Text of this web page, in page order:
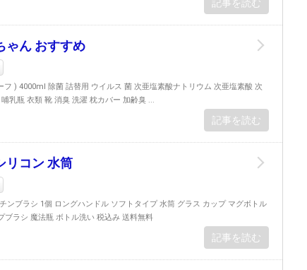
記事を読む
ゃん おすすめ
) 4000ml 除菌 詰替用 ウイルス 菌 次亜塩素酸ナトリウム 次亜塩素酸 次
乳瓶 衣類 靴 消臭 洗濯 枕カバー 加齢臭 ...
記事を読む
リコン 水筒
ンブラシ 1個 ロングハンドル ソフトタイプ 水筒 グラス カップ マグボトル
ラシ 魔法瓶 ボトル洗い 税込み 送料無料
記事を読む